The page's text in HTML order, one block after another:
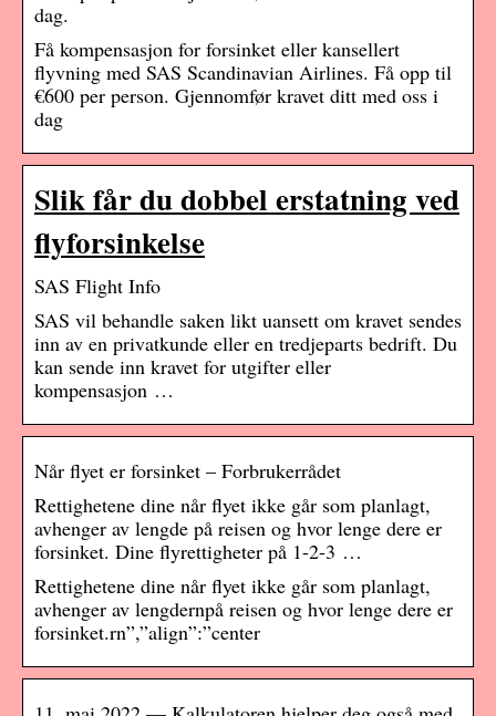
dag.
Få kompensasjon for forsinket eller kansellert
flyvning med SAS Scandinavian Airlines. Få opp til
€600 per person. Gjennomfør kravet ditt med oss i
dag
Slik får du dobbel erstatning ved
flyforsinkelse
SAS Flight Info
SAS vil behandle saken likt uansett om kravet sendes
inn av en privatkunde eller en tredjeparts bedrift. Du
kan sende inn kravet for utgifter eller
kompensasjon …
Når flyet er forsinket – Forbrukerrådet
Rettighetene dine når flyet ikke går som planlagt,
avhenger av lengde på reisen og hvor lenge dere er
forsinket. Dine flyrettigheter på 1-2-3 …
Rettighetene dine når flyet ikke går som planlagt,
avhenger av lengdernpå reisen og hvor lenge dere er
forsinket.rn”,”align”:”center